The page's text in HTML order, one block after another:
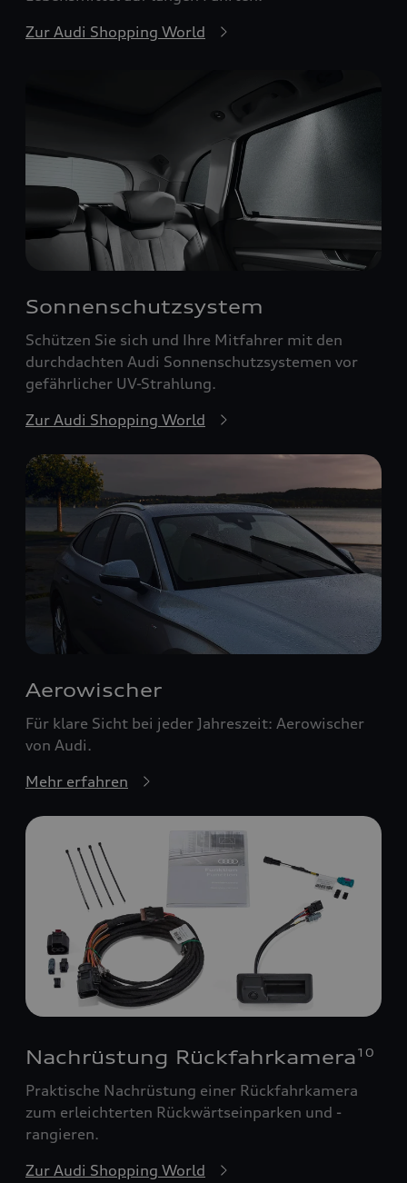
Zur Audi Shopping World
Sonnenschutzsystem
Schützen Sie sich und Ihre Mitfahrer mit den
durchdachten Audi Sonnenschutzsystemen vor
gefährlicher UV-Strahlung.
Zur Audi Shopping World
Aerowischer
Für klare Sicht bei jeder Jahreszeit: Aerowischer
von Audi.
Mehr erfahren
Nachrüstung Rückfahrkamera 10
Praktische Nachrüstung einer Rückfahrkamera
zum erleichterten Rückwärtseinparken und -
rangieren.
Zur Audi Shopping World